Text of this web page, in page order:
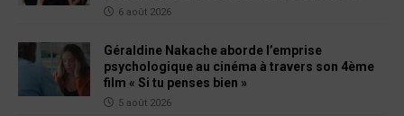
6 août 2026
Géraldine Nakache aborde l’emprise
psychologique au cinéma à travers son 4ème
film « Si tu penses bien »
5 août 2026